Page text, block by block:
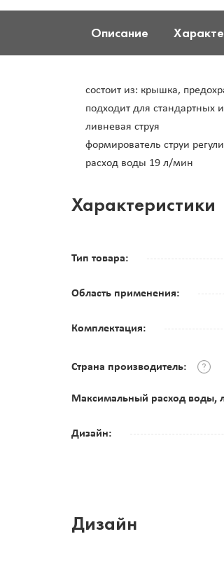
Описание
состоит из: крышка,
подходит для стандартных
ливневая струя
формирователь струи
расход воды 19 л/мин
Характеристики
Тип товара:
Область применения:
Комплектация:
Страна производитель:
Максимальный расход воды,
Дизайн:
Дизайн